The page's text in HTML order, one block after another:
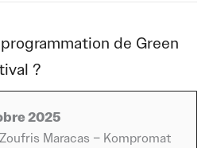
que pour découvrir, et où
pour que la fête reste belle
est donné avec la présence
de Green
?
2025
Maracas – Kompromat